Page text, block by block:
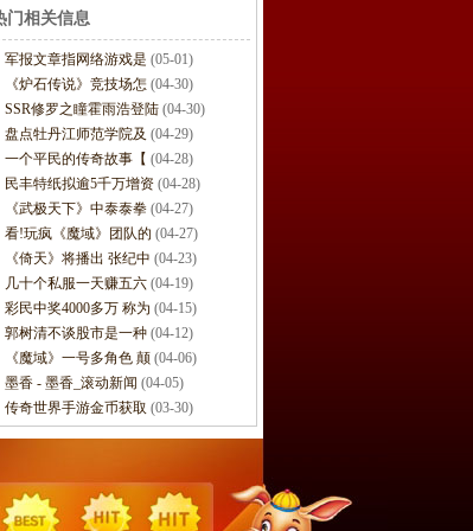
门相关信息
军报文章指网络游戏是 (05-01)
《炉石传说》竞技场怎 (04-30)
SSR修罗之瞳霍雨浩登陆 (04-30)
盘点牡丹江师范学院及 (04-29)
一个平民的传奇故事【 (04-28)
民丰特纸拟逾5千万增资 (04-28)
《武极天下》中泰泰拳 (04-27)
看!玩疯《魔域》团队的 (04-27)
《倚天》将播出 张纪中 (04-23)
几十个私服一天赚五六 (04-19)
彩民中奖4000多万 称为 (04-15)
郭树清不谈股市是一种 (04-12)
《魔域》一号多角色 颠 (04-06)
墨香 - 墨香_滚动新闻 (04-05)
传奇世界手游金币获取 (03-30)